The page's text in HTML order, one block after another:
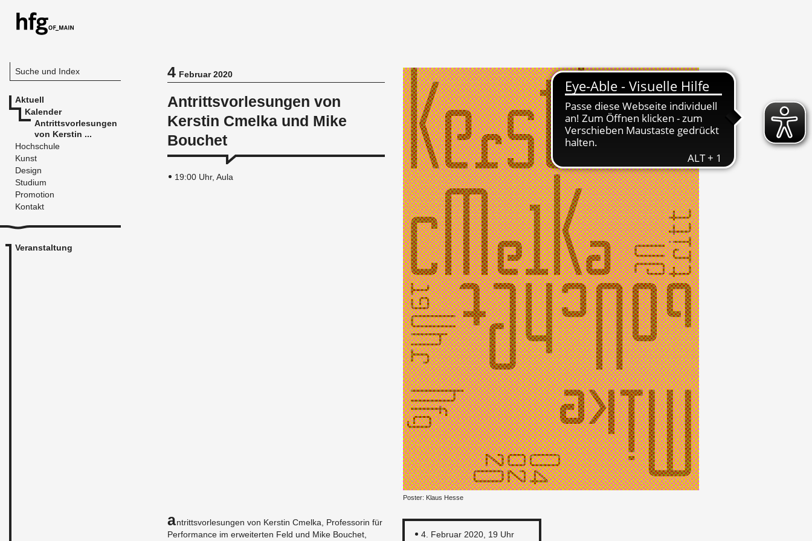
Suche und Index
Aktuell
Kalender
Antrittsvorlesungen
von Kerstin ...
Hochschule
Kunst
Design
Studium
Promotion
Kontakt
Veranstaltung
4Februar 2020
Antrittsvorlesungen von
Kerstin Cmelka und Mike
Bouchet
19:00 Uhr, Aula
Pos­ter: Klaus Hesse
An­tritts­vor­le­sun­gen von Kers­tin Cmel­ka, Pro­fes­so­rin für
Per­for­mance im er­wei­ter­ten Feld und Mike Bou­chet,
4. Fe­bru­ar 2020, 19 Uhr